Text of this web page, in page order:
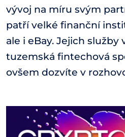
vývoj na míru svým
patří velké finanční
ale i eBay. Jejich služby
tuzemská fintechová
ovšem dozvíte v